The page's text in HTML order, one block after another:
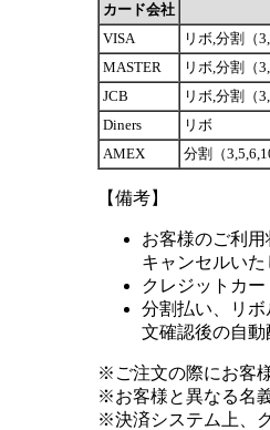
カード会社
VISA
リボ,分割（
MASTER
リボ,分割（
JCB
リボ,分割（
Diners
リボ
AMEX
分割（
【備考】
お客様のご利
キャンセルいた
クレジットカ
分割払い、リ
文確認後の自動
※ご注文の際にお客
※お客様と異なる名
※決済システム上、